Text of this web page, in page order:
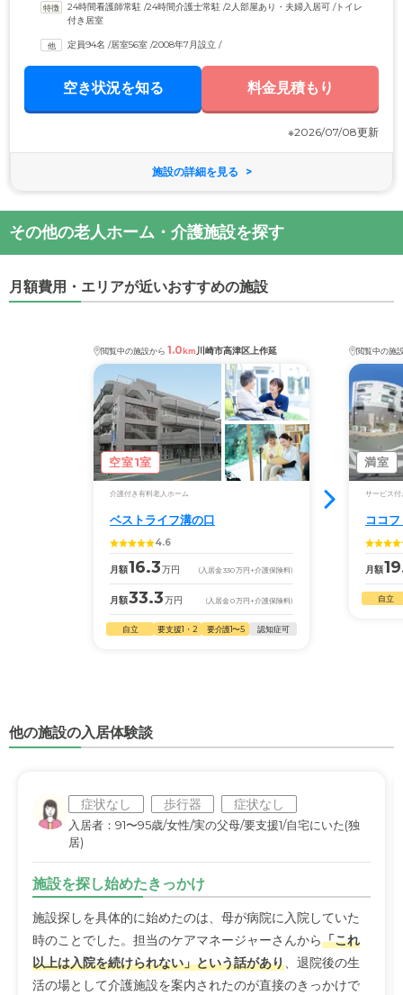
24時間看護師常駐 /24時間介護士常駐 /2人部屋あり・夫婦入居可 /トイレ
付き居室
定員94名 /居室56室 /2008年7月設立 /
空き状況を知る 料金見積もり
※2026/07/08更新
施設の詳細を見る
その他の老人ホーム・介護施設を探す
月額費用・エリアが近いおすすめの施設
閲覧中の施設から 1.0km川崎市高津区上作延
空室1室
介護付き有料老人ホーム
ベストライフ溝の口
4.6
月額16.3万円 (入居金330万円 +介護保険料)
月額33.3万円 (入居金0万円 +介護保険料)
自立 要支援1・2 要介護1〜5 認知症可
閲覧中の施
満室
サービス付
ココ
月額
自立
他の施設の入居体験談
症状なし 歩行器 症状なし
入居者：91〜95歳/女性/実の父母/要支援1/自宅にいた(独
居)
施設を探し始めたきっかけ
施設探しを具体的に始めたのは、母が病院に入院していた
時のことでした。担当のケアマネージャーさんから「これ
以上は入院を続けられない」という話があり、退院後の生
活の場として介護施設を案内されたのが直接のきっかけで